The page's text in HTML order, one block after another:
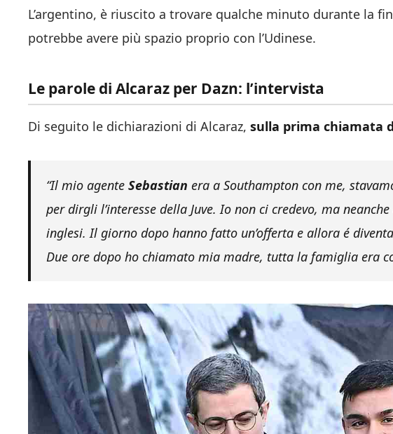
L’argentino, è riuscito a trovare qualche minuto durante la
potrebbe avere più spazio proprio con l’Udinese.
Le parole di Alcaraz per Dazn: l’intervista
Di seguito le dichiarazioni di Alcaraz, sulla prima chiamata
“Il mio agente Sebastian era a Southampton con me,
per dirgli l’interesse della Juve. Io non ci credevo, ma
inglesi. Il giorno dopo hanno fatto un’offerta e allora é
Due ore dopo ho chiamato mia madre, tutta la famiglia era